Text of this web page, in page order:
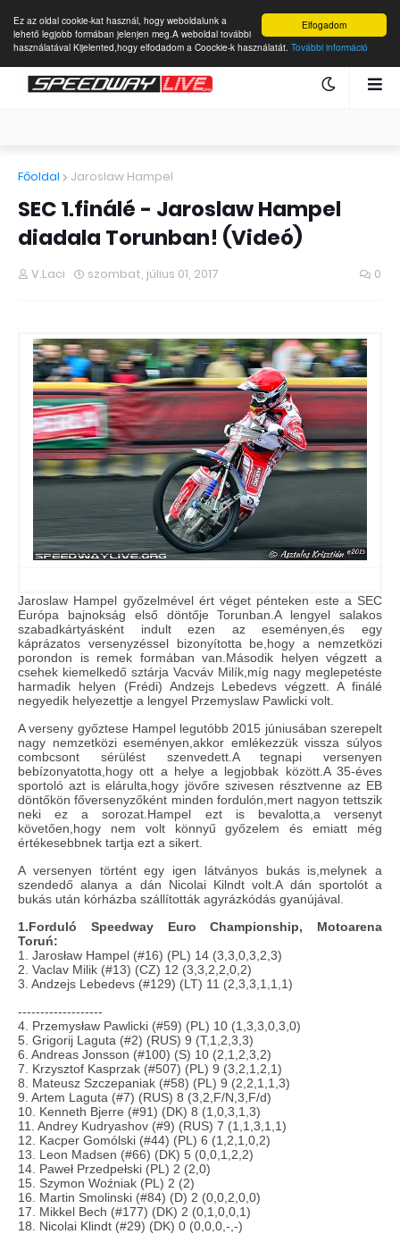
Elfogadom
Ez az oldal cookie-kat használ, hogy weboldalunk a
lehető legjobb formában jelenjen meg.A weboldal további
használatával Kijelented,hogy elfodadom a Coockie-k használatát. További információ
Főoldal Jaroslaw Hampel
SEC 1.finálé - Jaroslaw Hampel
diadala Torunban! (Videó)
V.Laci szombat, július 01, 2017 0
Jaroslaw Hampel győzelmével ért véget pénteken este a SEC
Európa bajnokság első döntője Torunban.A lengyel salakos
szabadkártyásként indult ezen az eseményen,és egy
káprázatos versenyzéssel bizonyította be,hogy a nemzetközi
porondon is remek formában van.Második helyen végzett a
csehek kiemelkedő sztárja Vacváv Milík,míg nagy meglepetéste
harmadik helyen (Frédi) Andzejs Lebedevs végzett. A finálé
negyedik helyezettje a lengyel Przemyslaw Pawlicki volt.
A verseny győztese Hampel legutóbb 2015 júniusában szerepelt
nagy nemzetközi eseményen,akkor emlékezzük vissza súlyos
combcsont sérülést szenvedett.A tegnapi versenyen
bebízonyatotta,hogy ott a helye a legjobbak között.A 35-éves
sportoló azt is elárulta,hogy jövőre szivesen résztvenne az EB
döntőkön főversenyzőként minden fordulón,mert nagyon tettszik
neki ez a sorozat.Hampel ezt is bevalotta,a versenyt
követően,hogy nem volt könnyű győzelem és emiatt még
értékesebbnek tartja ezt a sikert.
A versenyen történt egy igen látványos bukás is,melynek a
szendedő alanya a dán Nicolai Kilndt volt.A dán sportolót a
bukás után kórházba szállították agyrázkódás gyanújával.
1.Forduló Speedway Euro Championship, Motoarena
Toruń:
1. Jarosław Hampel (#16) (PL) 14 (3,3,0,3,2,3)
2. Vaclav Milik (#13) (CZ) 12 (3,3,2,2,0,2)
3. Andzejs Lebedevs (#129) (LT) 11 (2,3,3,1,1,1)
-------------------
4. Przemysław Pawlicki (#59) (PL) 10 (1,3,3,0,3,0)
5. Grigorij Laguta (#2) (RUS) 9 (T,1,2,3,3)
6. Andreas Jonsson (#100) (S) 10 (2,1,2,3,2)
7. Krzysztof Kasprzak (#507) (PL) 9 (3,2,1,2,1)
8. Mateusz Szczepaniak (#58) (PL) 9 (2,2,1,1,3)
9. Artem Laguta (#7) (RUS) 8 (3,2,F/N,3,F/d)
10. Kenneth Bjerre (#91) (DK) 8 (1,0,3,1,3)
11. Andrey Kudryashov (#9) (RUS) 7 (1,1,3,1,1)
12. Kacper Gomólski (#44) (PL) 6 (1,2,1,0,2)
13. Leon Madsen (#66) (DK) 5 (0,0,1,2,2)
14. Paweł Przedpełski (PL) 2 (2,0)
15. Szymon Woźniak (PL) 2 (2)
16. Martin Smolinski (#84) (D) 2 (0,0,2,0,0)
17. Mikkel Bech (#177) (DK) 2 (0,1,0,0,1)
18. Nicolai Klindt (#29) (DK) 0 (0,0,0,-,-)